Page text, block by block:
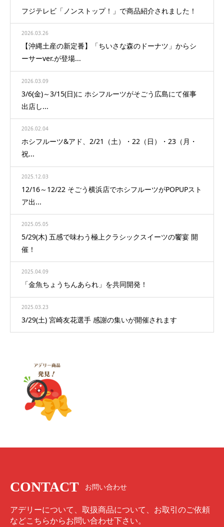
フジテレビ「ノンストップ！」で商品紹介されました！
2026.03.26
【沖縄土産の新定番】「ちいさな森のドーナツ」からシ
ーサーver.が登場...
2026.03.09
3/6(金)～3/15(日)に ホシフルーツがそごう広島にて催事
出店し...
2026.02.04
ホシフルーツ&アド、2/21（土）・22（日）・23（月・
祝...
2025.12.03
12/16～12/22 そごう横浜店でホシフルーツがPOPUPスト
ア出...
2025.05.05
5/29(木) 五感で味わう極上クラシックスイーツの饗宴 開
催！
2025.04.09
「金魚ちょうちんあられ」を共同開発！
2025.03.23
3/29(土) 宮崎友花選手 感謝の集いが開催されます
CONTACT お問い合わせ
アデリーについて、取扱商品について、お取引のご依頼
などこちらからお問い合わせ下さい。